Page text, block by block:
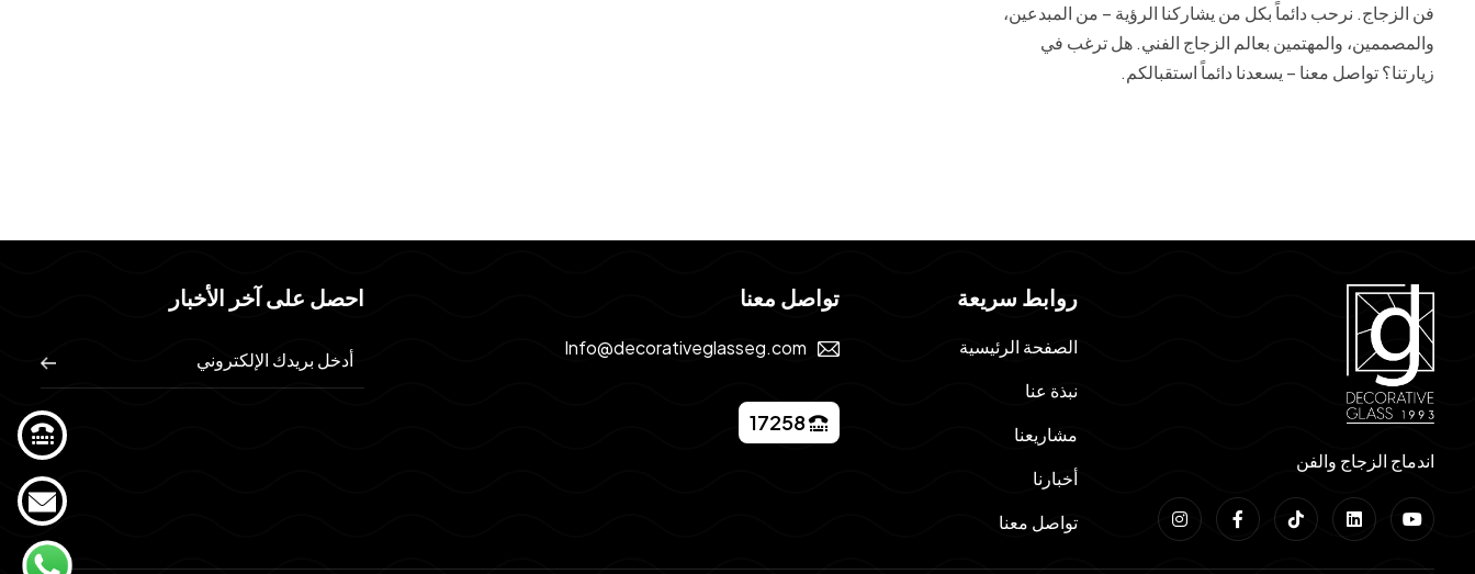
فن الزجاج. نرحب دائماً بكل من يشاركنا الرؤية – من المبدعين،
والمصممين، والمهتمين بعالم الزجاج الفني. هل ترغب في
زيارتنا؟ تواصل معنا – يسعدنا دائماً استقبالكم.
اندماج الزجاج والفن
روابط سريعة
الصفحة الرئيسية
نبذة عنا
مشاريعنا
أخبارنا
تواصل معنا
تواصل معنا
Info@decorativeglasseg.com
17258
احصل على آخر الأخبار